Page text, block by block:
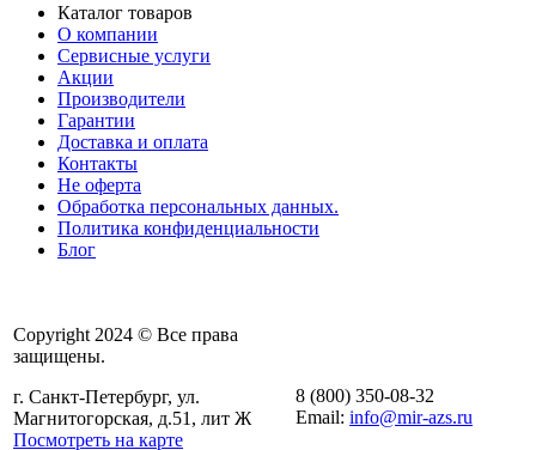
Каталог товаров
О компании
Сервисные услуги
Акции
Производители
Гарантии
Доставка и оплата
Контакты
Не оферта
Обработка персональных данных.
Политика конфиденциальности
Блог
Copyright 2024 © Все права
защищены.
г. Санкт-Петербург, ул.
Магнитогорская, д.51, лит Ж
Посмотреть на карте
8 (800) 350-08-32
Email: info@mir-azs.ru